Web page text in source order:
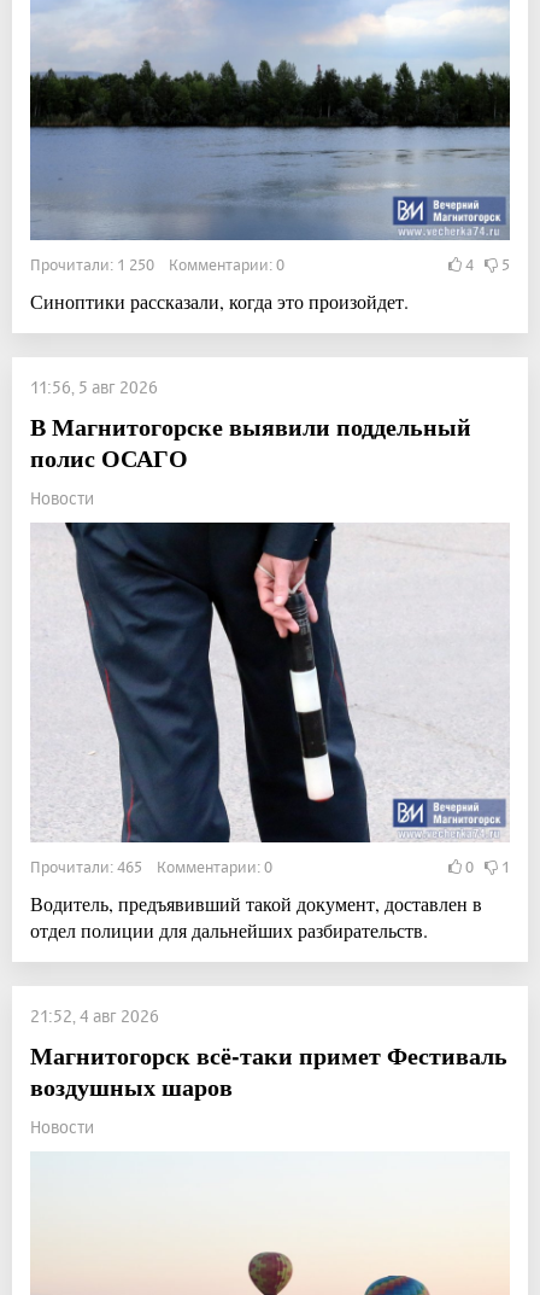
Прочитали: 1 250 Комментарии: 0 4 5
Синоптики рассказали, когда это произойдет.
11:56, 5 авг 2026
В Магнитогорске выявили поддельный
полис ОСАГО
Новости
Прочитали: 465 Комментарии: 0 0 1
Водитель, предъявивший такой документ, доставлен в
отдел полиции для дальнейших разбирательств.
21:52, 4 авг 2026
Магнитогорск всё-таки примет Фестиваль
воздушных шаров
Новости